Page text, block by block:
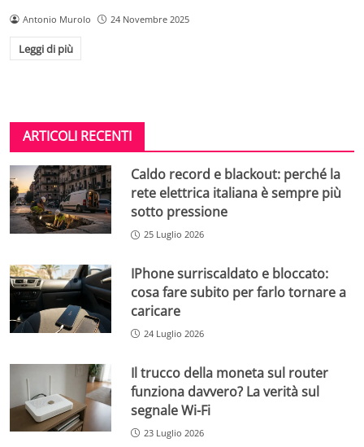
Antonio Murolo 24 Novembre 2025
Leggi di più
ARTICOLI RECENTI
Caldo record e blackout: perché la
rete elettrica italiana è sempre più
sotto pressione
25 Luglio 2026
IPhone surriscaldato e bloccato:
cosa fare subito per farlo tornare a
caricare
24 Luglio 2026
Il trucco della moneta sul router
funziona davvero? La verità sul
segnale Wi-Fi
23 Luglio 2026